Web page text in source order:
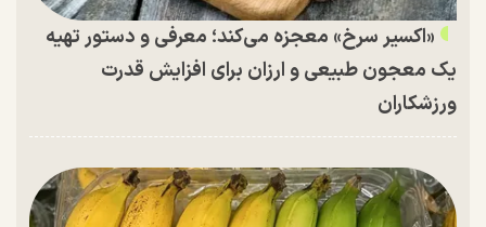
«اکسیر سرخ» معجزه می‌کند؛ معرفی و دستور تهیه
یک معجون طبیعی و ارزان برای افزایش قدرت
ورزشکاران